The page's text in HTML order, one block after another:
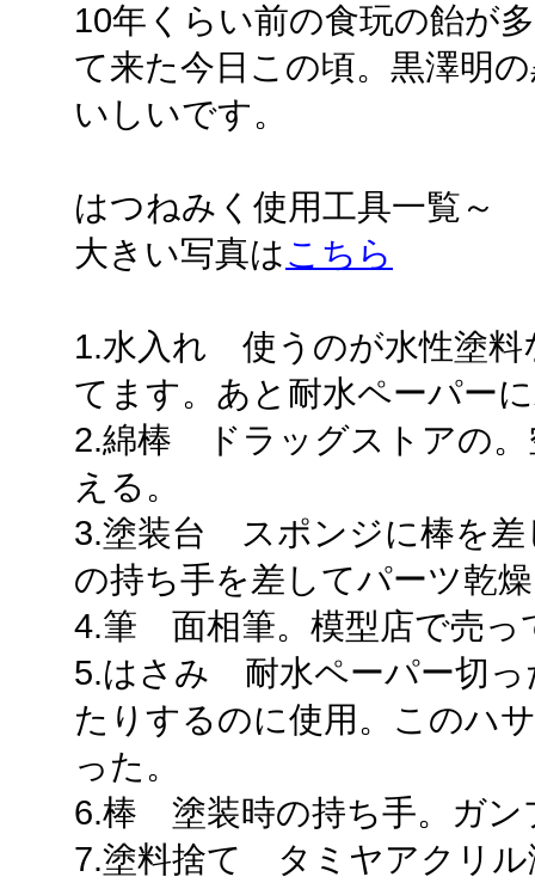
10年くらい前の食玩の飴が
て来た今日この頃。黒澤明
いしいです。
はつねみく使用工具一覧～
大きい写真はこちら
1.水入れ 使うのが水性塗料
てます。あと耐水ペーパー
2.綿棒 ドラッグストアの。
える。
3.塗装台 スポンジに棒を差
の持ち手を差してパーツ乾
4.筆 面相筆。模型店で売っ
5.はさみ 耐水ペーパー切っ
たりするのに使用。このハ
った。
6.棒 塗装時の持ち手。ガン
7.塗料捨て タミヤアクリル